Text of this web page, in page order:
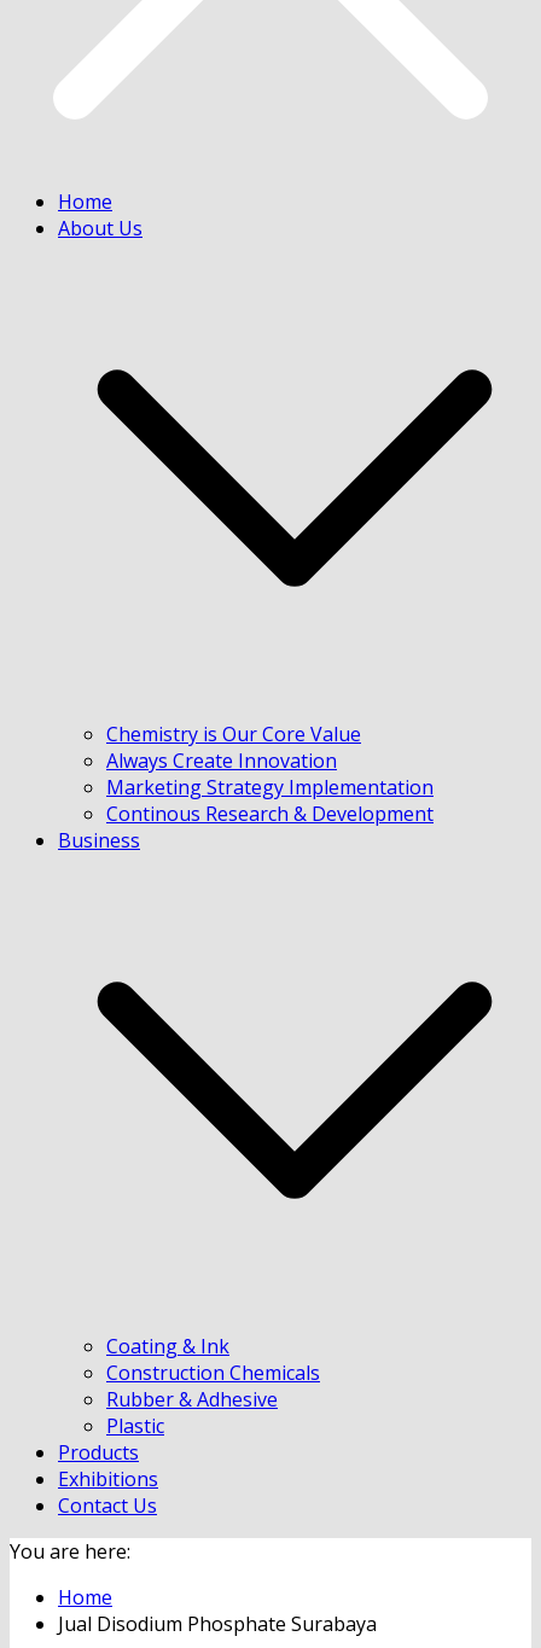
Home
About Us
Chemistry is Our Core Value
Always Create Innovation
Marketing Strategy Implementation
Continous Research & Development
Business
Coating & Ink
Construction Chemicals
Rubber & Adhesive
Plastic
Products
Exhibitions
Contact Us
You are here:
Home
Jual Disodium Phosphate Surabaya